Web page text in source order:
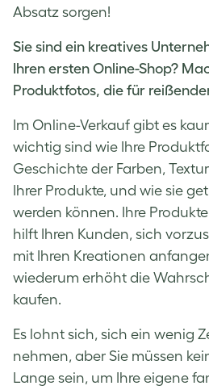
Absatz sorgen!
Sie sind ein kreatives
Ihren ersten Online-Shop?
Produktfotos, die für
Im Online-Verkauf gibt es
wichtig sind wie Ihre
Geschichte der Farben,
Ihrer Produkte, und wie sie
werden können. Ihre
hilft Ihren Kunden, sich
mit Ihren Kreationen
wiederum erhöht die
kaufen.
Es lohnt sich, sich ein wenig
nehmen, aber Sie müssen
Lange sein, um Ihre eigene